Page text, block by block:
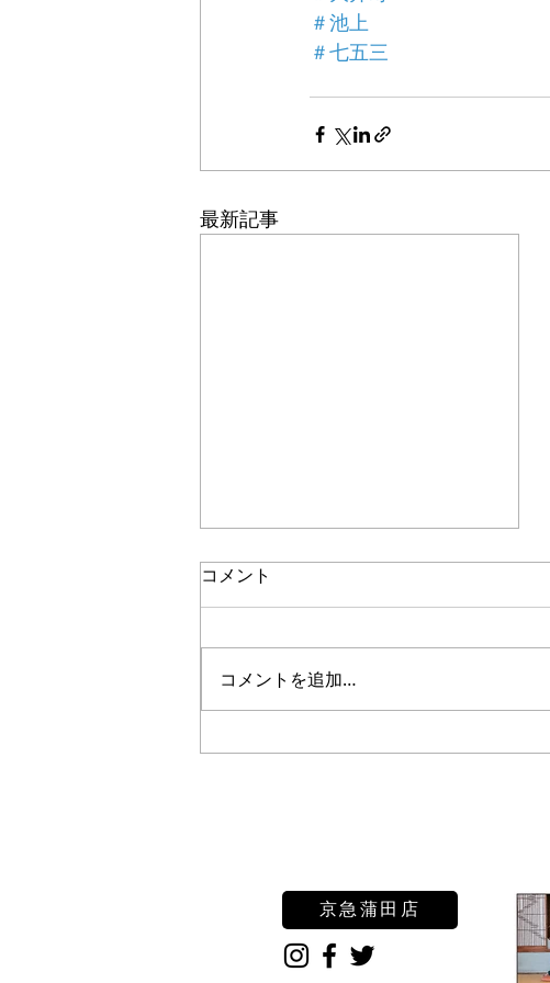
＃池上
＃七五三
最新記事
コメント
コメントを追加…
京急蒲田店